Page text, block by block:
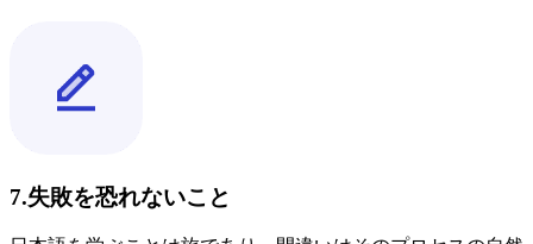
7.失敗を恐れないこと